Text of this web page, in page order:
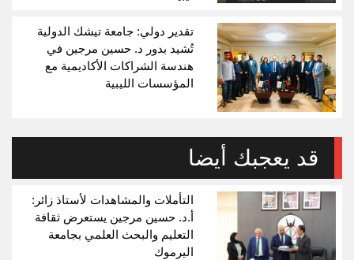
تقدير دولي: جامعة تيشك الدولية
تُشيد بدور د. حسين مرجين في
هندسة الشراكات الأكاديمية مع
المؤسسات الليبية
قد يعجبك أيضا
التأملات والمشاهدات لأستاذ زائر:
أ.د. حسين مرجين يستعرض ثقافة
التعليم والبحث العلمي بجامعة
اليرموك